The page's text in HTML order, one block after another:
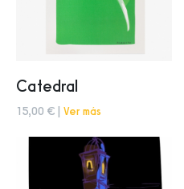
Catedral
15,00 € | Ver más